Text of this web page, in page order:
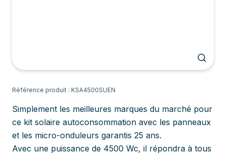
Référence produit : KSA4500SUEN
Simplement les meilleures marques du marché pour
ce kit solaire autoconsommation avec les panneaux
et les micro-onduleurs garantis 25 ans.
Avec une puissance de 4500 Wc, il répondra à tous